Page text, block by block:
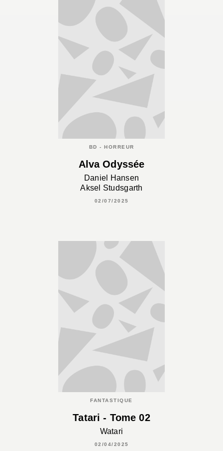
BD - HORREUR
Alva Odyssée
Daniel Hansen
Aksel Studsgarth
02/07/2025
FANTASTIQUE
Tatari - Tome 02
Watari
02/04/2025